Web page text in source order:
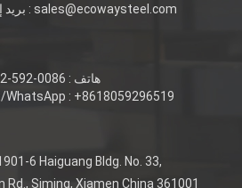
بريد إلكتروني : sales@ecowaysteel.com
هاتف : 0086-592-5097292
WhatsApp : +8618059296519
6 Haiguang Bldg. No. 33,
Rd., Siming, Xiamen China 361001